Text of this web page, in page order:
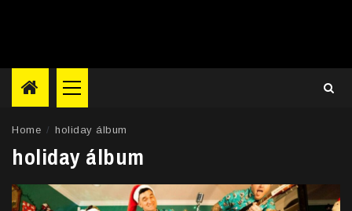
Primary
Menu
Home holiday álbum
holiday álbum